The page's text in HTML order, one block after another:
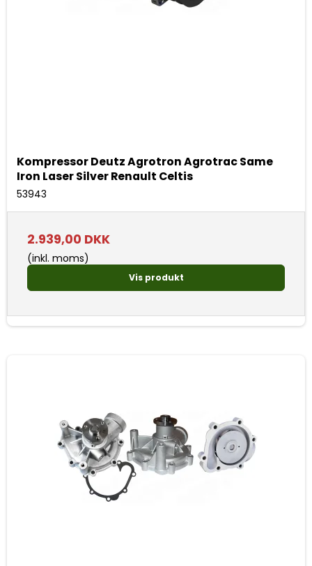
Kompressor Deutz Agrotron Agrotrac Same
Iron Laser Silver Renault Celtis
53943
2.939,00 DKK
(inkl. moms)
Vis produkt